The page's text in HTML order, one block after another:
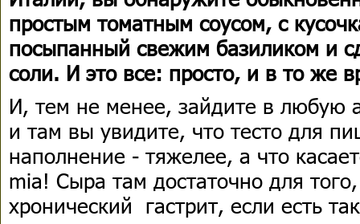
простым томатным соусом, с
посыпанный свежим базиликом и
соли. И это все: просто, и в то же
И, тем не менее, зайдите в любую
и там вы увидите, что тесто для
наполнение - тяжелее, а что
mia! Сыра там достаточно для
хронический гастрит, если есть